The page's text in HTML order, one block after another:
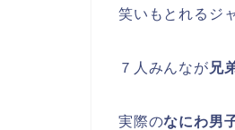
笑いもとれるジ
７人みんなが 兄
実際のなにわ男